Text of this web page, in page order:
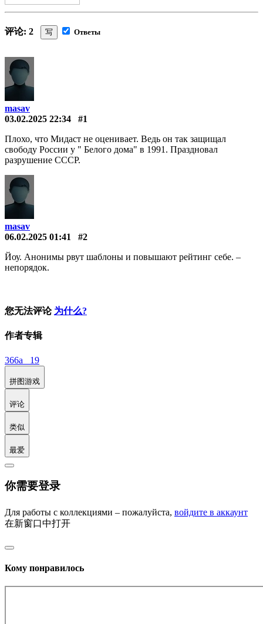
评论: 2 写 Ответы
masav
03.02.2025 22:34
#1
Плохо, что Мидаст не оценивает. Ведь он так защищал
свободу России у " Белого дома" в 1991. Праздновал
разрушение СССР.
masav
06.02.2025 01:41
#2
Йоу. Анонимы рвут шаблоны и повышают рейтинг себе. –
непорядок.
您无法评论 为什么?
作者专辑
366a 19
拼图游戏
评论
类似
最爱
你需要登录
Для работы с коллекциями – пожалуйста, войдите в аккаунт
在新窗口中打开
Кому понравилось